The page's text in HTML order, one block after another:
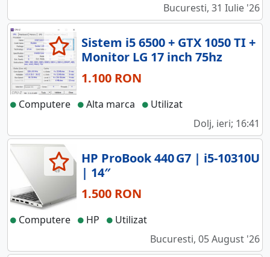
Bucuresti, 31 Iulie '26
Sistem i5 6500 + GTX 1050 TI +
Monitor LG 17 inch 75hz
1.100 RON
Computere Alta marca
Utilizat
Dolj, ieri; 16:41
HP ProBook 440 G7 | i5‑10310U
| 14″
1.500 RON
Computere HP
Utilizat
Bucuresti, 05 August '26